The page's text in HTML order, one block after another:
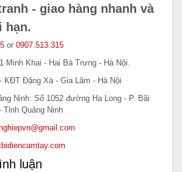
- giao hàng nhanh và
hạn.
or 0907.513.315
Minh Khai - Hai Bà Trưng - Hà Nội.
KĐT Đặng Xá - Gia Lâm - Hà Nội
Ninh: Số 1052 đường Hạ Long - P. Bãi
Tỉnh Quảng Ninh
luận